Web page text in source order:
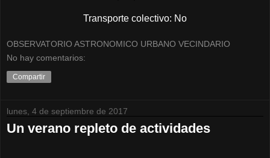
Transporte colectivo: No
OBSERVATORIO ASTRONOMICO URBANO VECINDARIO
No hay comentarios:
Compartir
lunes, 4 de septiembre de 2017
Un verano repleto de actividades